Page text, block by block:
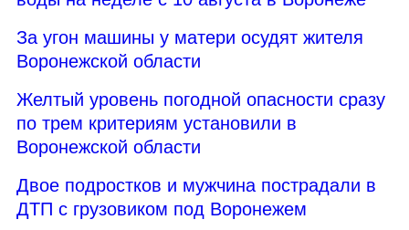
За угон машины у матери осудят жителя
Воронежской области
Желтый уровень погодной опасности сразу
по трем критериям установили в
Воронежской области
Двое подростков и мужчина пострадали в
ДТП с грузовиком под Воронежем